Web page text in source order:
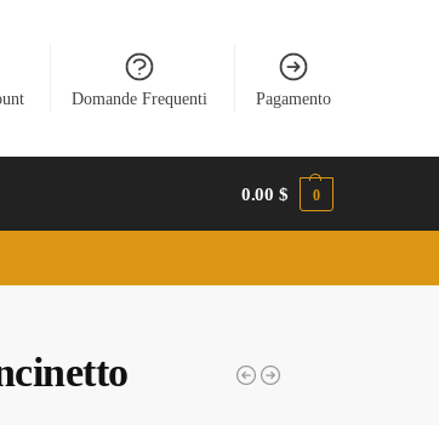
Domande Frequenti Pagamento
0.00$ 0